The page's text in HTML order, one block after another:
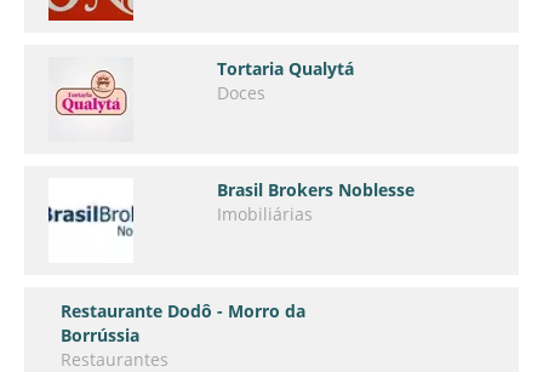
Tortaria Qualytá
Doces
Brasil Brokers Noblesse
Imobiliárias
Restaurante Dodô - Morro da
Borrússia
Restaurantes